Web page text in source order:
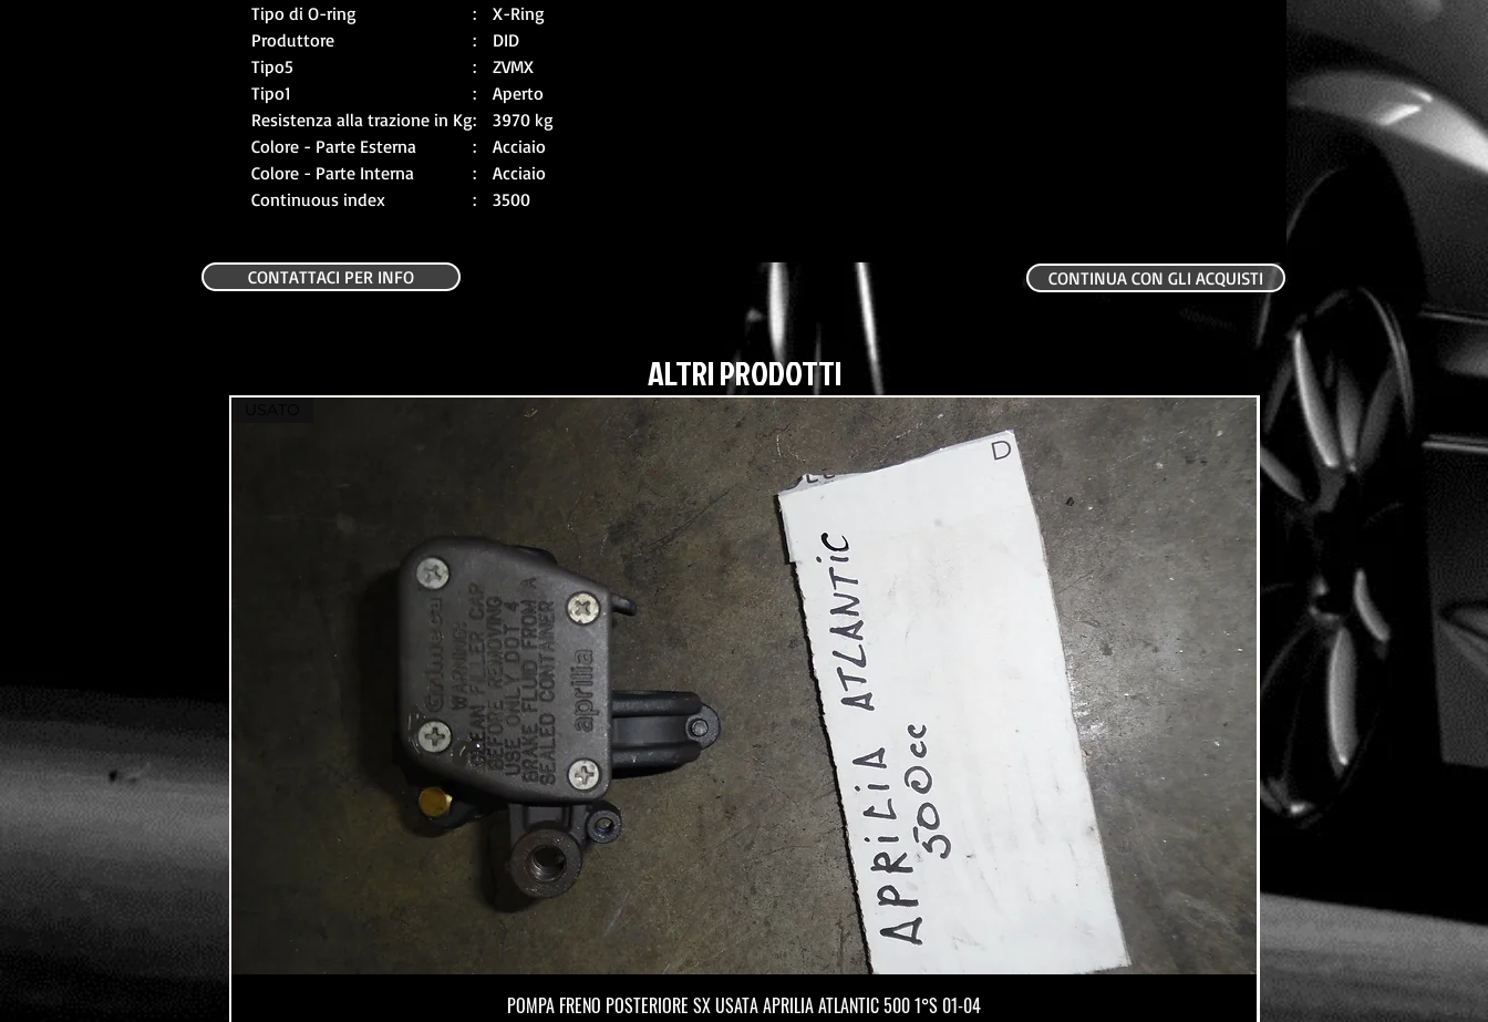
Tipo di O-ring
: X-Ring
Produttore
: DID
Tipo5
: ZVMX
Tipo1
: Aperto
Resistenza alla trazione in Kg: 3970 kg
Colore - Parte Esterna
: Acciaio
Colore - Parte Interna
: Acciaio
Continuous index
: 3500
CONTATTACI PER INFO CONTINUA CON GLI ACQUISTI
POMPA FRENO POSTERIORE SX USATA APRILIA ATLANTIC 500 1°S 01-04
USATO
ALTRI PRODOTTI